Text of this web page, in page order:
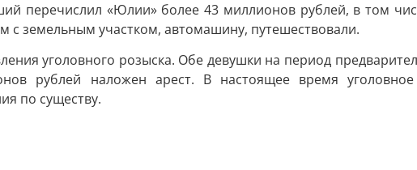
перечислил «Юлии» более 43 миллионов рублей, в том
с земельным участком, автомашину, путешествовали.
уголовного розыска. Обе девушки на период
рублей наложен арест. В настоящее время
по существу.